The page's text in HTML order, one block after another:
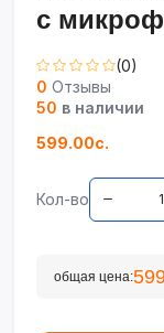
с
(0)
0 Отзывы
50 в наличии
599.00с.
Кол-во
общая цена: